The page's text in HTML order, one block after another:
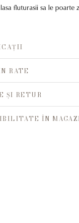
fluturasii sa le poarte
RATE
ȘI RETUR
ÎN